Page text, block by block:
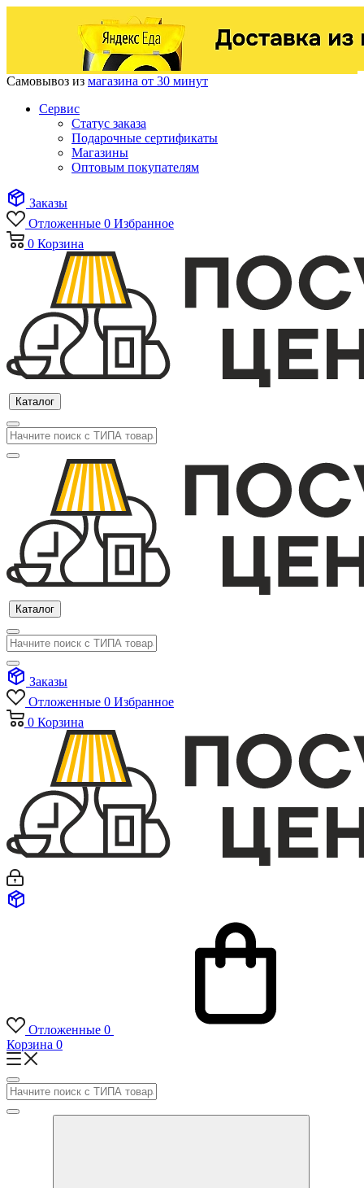
Самовывоз из магазина от 30 минут
Сервис
Статус заказа
Подарочные сертификаты
Магазины
Оптовым покупателям
Заказы
Отложенные 0 Избранное
0 Корзина
Каталог
Каталог
Заказы
Отложенные 0 Избранное
0 Корзина
Отложенные 0
Корзина 0